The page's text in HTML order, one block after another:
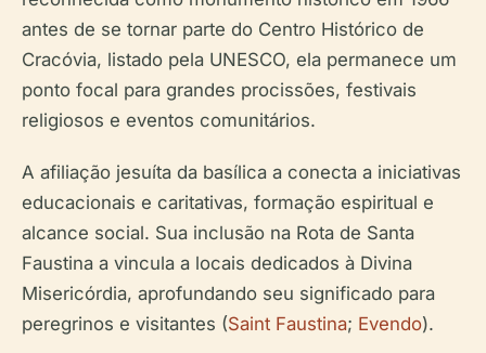
antes de se tornar parte do Centro Histórico de
Cracóvia, listado pela UNESCO, ela permanece um
ponto focal para grandes procissões, festivais
religiosos e eventos comunitários.
A afiliação jesuíta da basílica a conecta a iniciativas
educacionais e caritativas, formação espiritual e
alcance social. Sua inclusão na Rota de Santa
Faustina a vincula a locais dedicados à Divina
Misericórdia, aprofundando seu significado para
peregrinos e visitantes (Saint Faustina; Evendo).